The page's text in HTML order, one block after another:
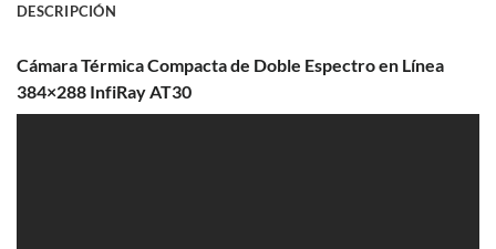
DESCRIPCIÓN
Cámara Térmica Compacta de Doble Espectro en Línea
384×288 InfiRay AT30